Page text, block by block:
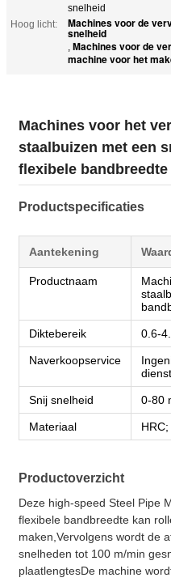
snelheid
Hoog licht:
Machines voor de
snelheid
, Machines voor de
machine voor het
Machines voor het
staalbuizen met een
flexibele bandbreedte
Productspecificaties
Aantekening
Productnaam
Diktebereik 0.6-
Naverkoopservice
Snij snelheid 0-80
Materiaal
Productoverzicht
Deze high-speed Steel Pipe
flexibele bandbreedte kan
maken,Vervolgens wordt de
snelheden tot 100 m/min
plaatlengtesDe machine